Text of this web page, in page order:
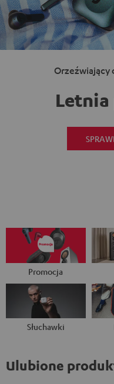
Orzeźwiający
Promocja
Słuchawki
Ulubione